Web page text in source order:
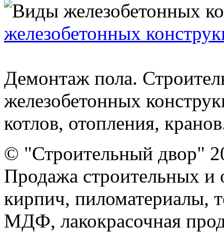
железобетонных
Демонтаж пола.
железобетонных
котлов, отопления,
© "Строительный двор"
Продажа строительных и
кирпич, пиломатериалы,
МДФ, лакокрасочная